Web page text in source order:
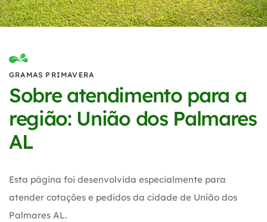
GRAMAS PRIMAVERA
Sobre atendimento para a
região: União dos Palmares
AL
Esta página foi desenvolvida especialmente para
atender cotações e pedidos da cidade de União dos
Palmares AL.